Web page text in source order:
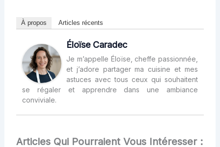
À propos Articles récents
Éloïse Caradec
Je m’appelle Éloïse, cheffe passionnée,
et j’adore partager ma cuisine et mes
astuces avec tous ceux qui souhaitent
se régaler et apprendre dans une ambiance
conviviale.
Articles Qui Pourraient Vous Intéresser :